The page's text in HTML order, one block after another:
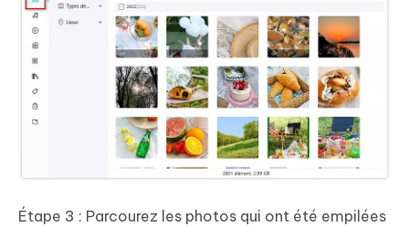
Étape 3 : Parcourez les photos qui ont été empilées